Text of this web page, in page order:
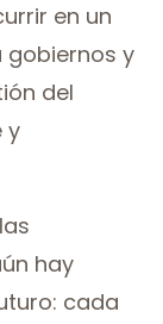
en un
gobiernos y
del
y
hay
cada